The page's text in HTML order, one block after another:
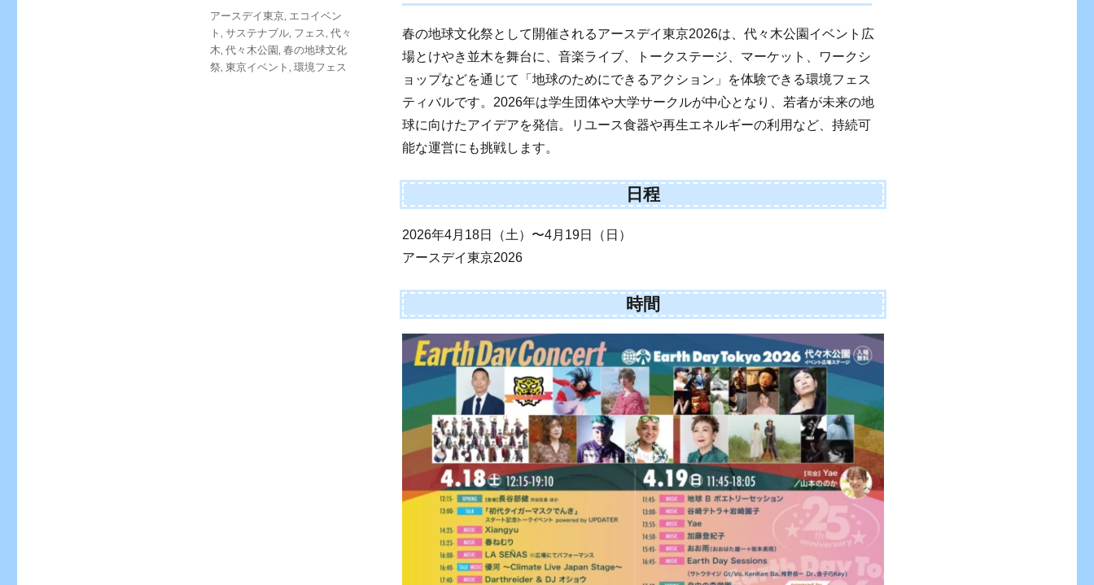
春の地球文化祭として開催されるアースデイ東京2026は、代々木公園イベント広
場とけやき並木を舞台に、音楽ライブ、トークステージ、マーケット、ワークシ
ョップなどを通じて「地球のためにできるアクション」を体験できる環境フェス
ティバルです。2026年は学生団体や大学サークルが中心となり、若者が未来の地
球に向けたアイデアを発信。リユース食器や再生エネルギーの利用など、持続可
能な運営にも挑戦します。
日程
2026年4月18日（土）〜4月19日（日）
アースデイ東京2026
時間
リ
ー
タ
グ
アースデイ東京, エコイベン
ト , サステナブル, フェス, 代々
木, 代々木公園, 春の地球文化
祭, 東京イベント , 環境フェス